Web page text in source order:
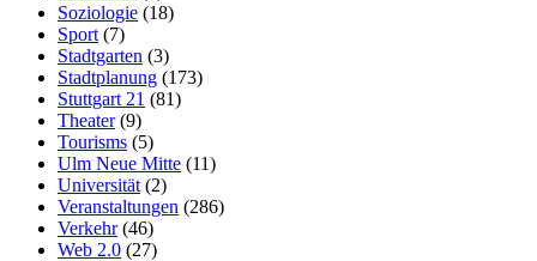
Soziologie (18)
Sport (7)
Stadtgarten (3)
Stadtplanung (173)
Stuttgart 21 (81)
Theater(9)
Tourisms (5)
Ulm Neue Mitte (11)
Universität (2)
Veranstaltungen (286)
Verkehr(46)
Web 2.0 (27)